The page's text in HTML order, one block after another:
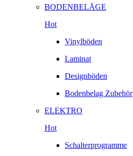
BODENBELÄGE
Hot
Vinylböden
Laminat
Designböden
Bodenbelag Zubehör
ELEKTRO
Hot
Schalterprogramme